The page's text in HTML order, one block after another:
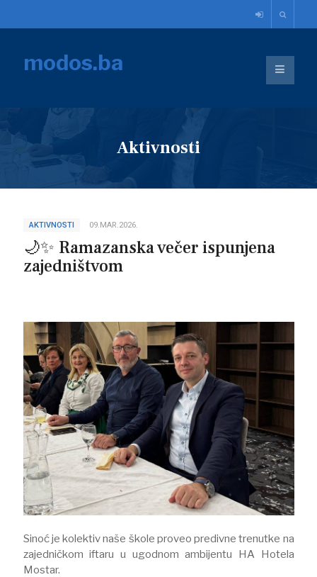
modos.ba
Aktivnosti
AKTIVNOSTI 09.MAR.2026.
🌙✨️ Ramazanska večer ispunjena
zajedništvom
Sinoć je kolektiv naše škole proveo predivne trenutke na
zajedničkom iftaru u ugodnom ambijentu HA Hotela
Mostar.